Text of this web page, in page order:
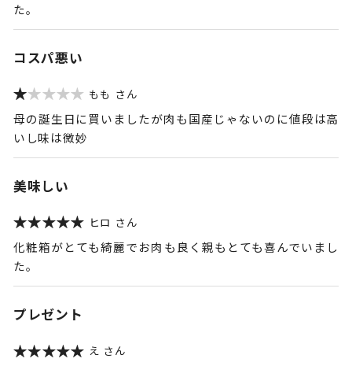
た。
コスパ悪い
もも
母の誕生日に買いましたが肉も国産じゃないのに値段は高
いし味は微妙
美味しい
ヒロ
化粧箱がとても綺麗でお肉も良く親もとても喜んでいまし
た。
プレゼント
え